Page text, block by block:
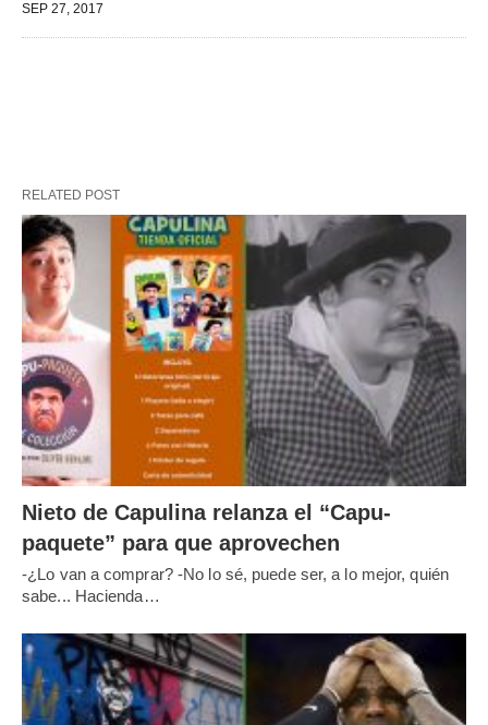
SEP 27, 2017
RELATED POST
Nieto de Capulina relanza el “Capu-
paquete” para que aprovechen
-¿Lo van a comprar? -No lo sé, puede ser, a lo mejor, quién
sabe... Hacienda…